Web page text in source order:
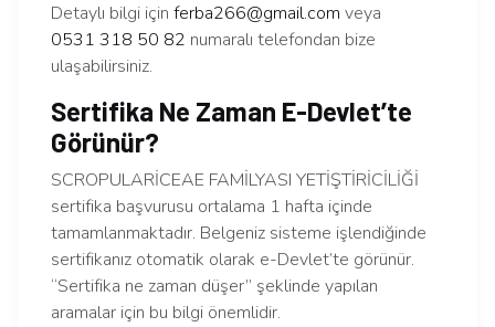
Detaylı bilgi için ferba266@gmail.com veya
0531 318 50 82 numaralı telefondan bize
ulaşabilirsiniz.
Sertifika Ne Zaman E-Devlet’te
Görünür?
SCROPULARİCEAE FAMİLYASI YETİŞTİRİCİLİĞİ
sertifika başvurusu ortalama 1 hafta içinde
tamamlanmaktadır. Belgeniz sisteme işlendiğinde
sertifikanız otomatik olarak e-Devlet’te görünür.
“Sertifika ne zaman düşer” şeklinde yapılan
aramalar için bu bilgi önemlidir.